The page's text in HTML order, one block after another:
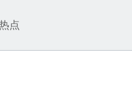
点